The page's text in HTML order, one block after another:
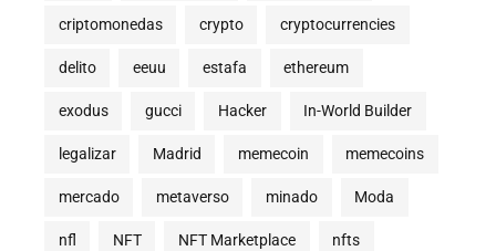
criptomonedas crypto cryptocurrencies
delito eeuu estafa ethereum
exodus gucci Hacker In-World Builder
legalizar Madrid memecoin memecoins
mercado metaverso minado Moda
nfl NFT NFT Marketplace nfts